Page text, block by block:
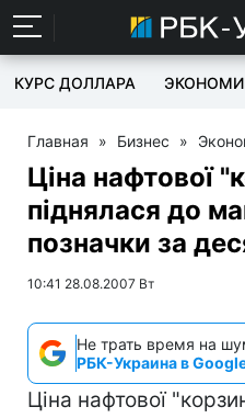
КУРС ДОЛЛАРА
Главная » Бизнес »
Ціна нафтової
піднялася до
позначки за
10:41 28.08.2007 Вт
Не трать время на
РБК-Украина в
Ціна нафтової